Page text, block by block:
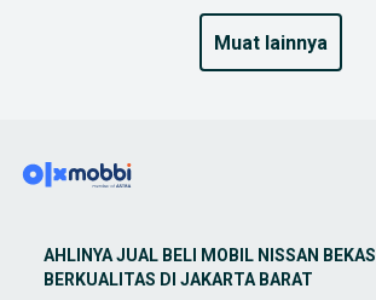
muat lainnya
AHLINYA JUAL BELI MOBIL NISSAN BEKAS
BERKUALITAS DI JAKARTA BARAT